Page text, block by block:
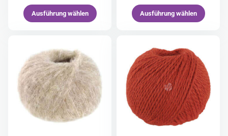
Ausführung wählen Ausführung wählen